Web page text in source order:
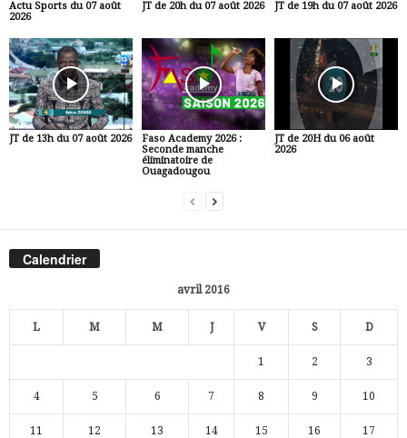
Actu Sports du 07 août
2026
JT de 20h du 07 août 2026 JT de 19h du 07 août 2026
JT de 13h du 07 août 2026
Faso Academy 2026 :
Seconde manche
éliminatoire de
Ouagadougou
JT de 20H du 06 août
2026
Calendrier
avril 2016
L M M J V S D
1 2 3
4 5 6 7 8 9 10
11 12 13 14 15 16 17